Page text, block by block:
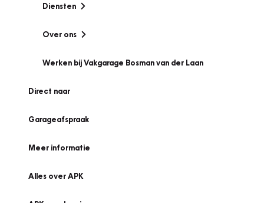
Diensten
Over ons
Werken bij Vakgarage Bosman van der Laan
Direct naar
Garageafspraak
Meer informatie
Alles over APK